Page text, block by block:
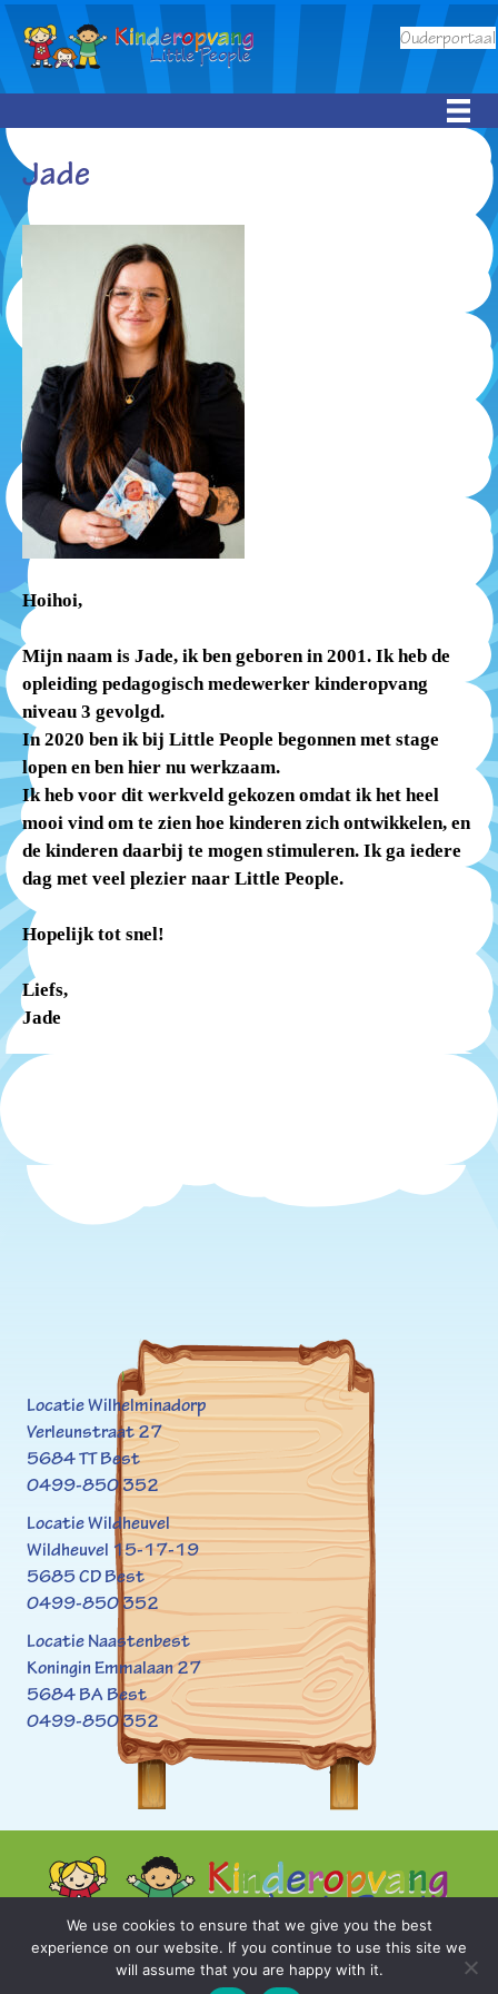
Ouderportaal
Jade
Hoihoi,
Mijn naam is Jade, ik ben geboren in 2001. Ik heb de
opleiding pedagogisch medewerker kinderopvang
niveau 3 gevolgd.
In 2020 ben ik bij Little People begonnen met stage
lopen en ben hier nu werkzaam.
Ik heb voor dit werkveld gekozen omdat ik het heel
mooi vind om te zien hoe kinderen zich ontwikkelen, en
de kinderen daarbij te mogen stimuleren. Ik ga iedere
dag met veel plezier naar Little People.
Hopelijk tot snel!
Liefs,
Jade
Locatie Wilhelminadorp
Verleunstraat 27
5684 TT Best
0499-850 352
Locatie Wildheuvel
Wildheuvel 15-17-19
5685 CD Best
0499-850 352
Locatie Naastenbest
Koningin Emmalaan 27
5684 BA Best
0499-850 352
We use cookies to ensure that we give you the best
experience on our website. If you continue to use this site we
will assume that you are happy with it.